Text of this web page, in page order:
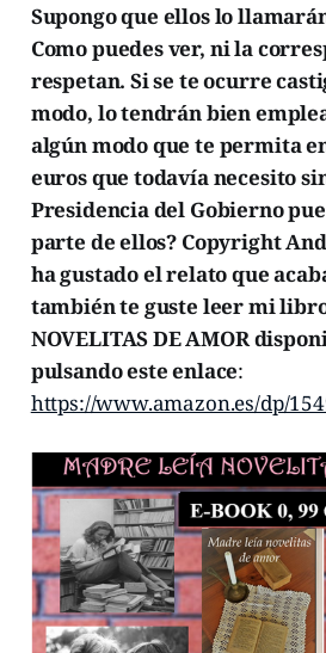
Supongo que ellos lo
Como puedes ver, ni la
respetan. Si se te ocurre
modo, lo tendrán bien
algún modo que te permita
euros que todavía necesito
Presidencia del Gobierno
parte de ellos? Copyright
ha gustado el relato que
también te guste leer mi
NOVELITAS DE AMOR
pulsando este enlace:
https://www.amazon.es/dp/